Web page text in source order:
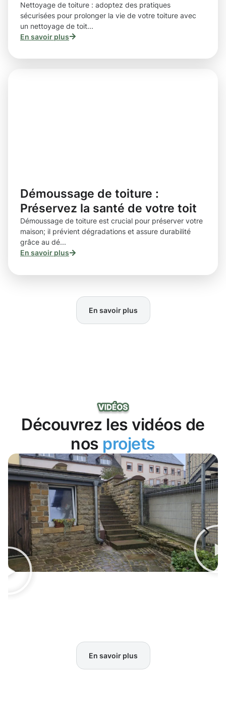
Nettoyage de toiture : adoptez des pratiques
sécurisées pour prolonger la vie de votre toiture avec
un nettoyage de toit...
En savoir plus
Démoussage de toiture :
Préservez la santé de votre toit
Démoussage de toiture est crucial pour préserver votre
maison; il prévient dégradations et assure durabilité
grâce au dé...
En savoir plus
En savoir plus
Découvrez les vidéos de
nos projets
En savoir plus